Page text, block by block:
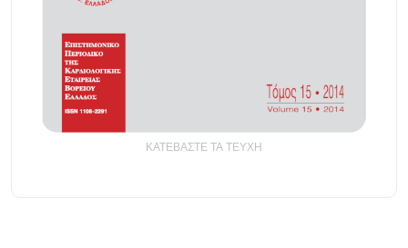
ΚΑΤΕΒΑΣΤΕ ΤΑ ΤΕΥΧΗ